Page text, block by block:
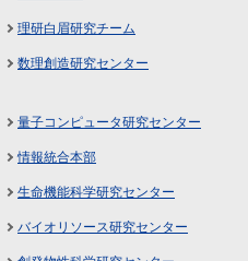
理研白眉研究チーム
数理創造研究センター
量子コンピュータ研究センター
情報統合本部
生命機能科学研究センター
バイオリソース研究センター